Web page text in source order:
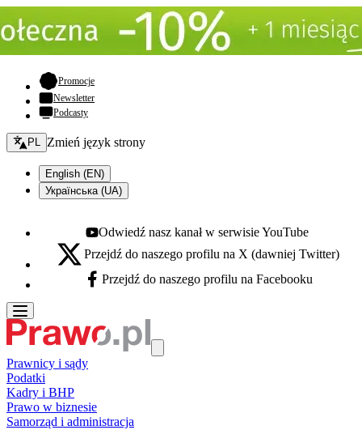
Promocje- otwiera się w nowej karcie
Newsletter
Podcasty
Zmień język - bieżący:
PL Zmień język strony
English (EN)
Українська (UA)
Youtube - otwiera się w nowej karcie
Odwiedź nasz kanał w serwisie YouTube
X - otwiera się w nowej karcie
Przejdź do naszego profilu na X (dawniej Twitter)
Facebook - otwiera się w nowej karcie
Przejdź do naszego profilu na Facebooku
Prawnicy i sądy
Podatki
Kadry i BHP
Prawo w biznesie
Samorząd i administracja